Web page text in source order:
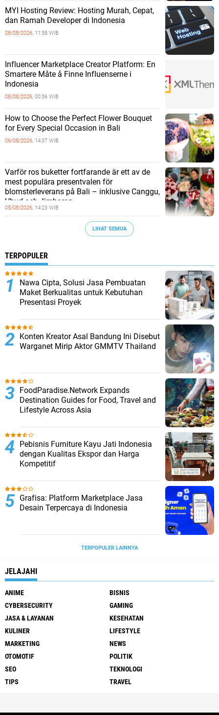
MYI Hosting Review: Hosting Murah, Cepat,
dan Ramah Developer di Indonesia
08/08/2026, 11:38 WIB
Influencer Marketplace Creator Platform: En
Smartere Måte å Finne Influenserne i
Indonesia
08/08/2026, 00:36 WIB
How to Choose the Perfect Flower Bouquet
for Every Special Occasion in Bali
06/08/2026, 14:37 WIB
Varför ros buketter fortfarande är ett av de
mest populära presentvalen för
blomsterleverans på Bali – inklusive Canggu,
Ubud och Jimbaran
05/08/2026, 14:23 WIB
LIHAT SEMUA
TERPOPULER
Nawa Cipta, Solusi Jasa Pembuatan
Maket Berkualitas untuk Kebutuhan
Presentasi Proyek
Konten Kreator Asal Bandung Ini Disebut
Warganet Mirip Aktor GMMTV Thailand
FoodParadise.Network Expands
Destination Guides for Food, Travel and
Lifestyle Across Asia
Pebisnis Furniture Kayu Jati Indonesia
dengan Kualitas Ekspor dan Harga
Kompetitif
Grafisa: Platform Marketplace Jasa
Desain Terpercaya di Indonesia
TERPOPULER LAINNYA
JELAJAHI
ANIME
BISNIS
CYBERSECURITY
GAMING
JASA & LAYANAN
KESEHATAN
KULINER
LIFESTYLE
MARKETING
NEWS
OTOMOTIF
POLITIK
SEO
TEKNOLOGI
TIPS
TRAVEL